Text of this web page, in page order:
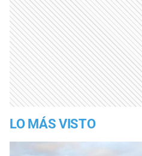
LO MÁS VISTO